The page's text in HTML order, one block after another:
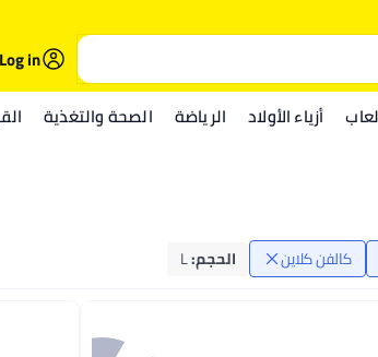
Log in
أزياء الأولاد الرياضة الصحة والتغذية
كالفن كلاين الحجم:
L